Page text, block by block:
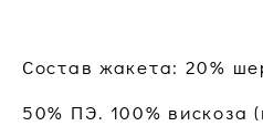
Состав жакета: 20%
50% ПЭ. 100% вискоза